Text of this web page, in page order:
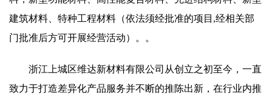
建筑材料、特种工程材料（依法须经批准的项目,经相关部
门批准后方可开展经营活动）。。
浙江上城区维达新材料有限公司从创立之初至今，一直
致力于打造差异化产品服务并不断的推陈出新，在行业内推